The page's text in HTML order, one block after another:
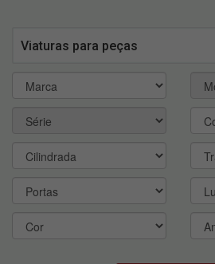
Viaturas para peças